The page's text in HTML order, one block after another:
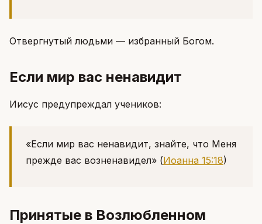
Отвергнутый людьми — избранный Богом.
Если мир вас ненавидит
Иисус предупреждал учеников:
«Если мир вас ненавидит, знайте, что Меня
прежде вас возненавидел» (Иоанна 15:18)
Принятые в Возлюбленном